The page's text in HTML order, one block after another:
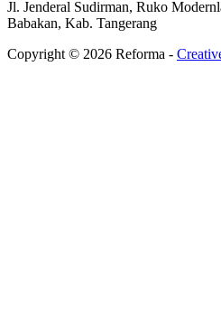
Jl. Jenderal Sudirman, Ruko
Babakan, Kab. Tangerang
Copyright © 2026 Reforma -